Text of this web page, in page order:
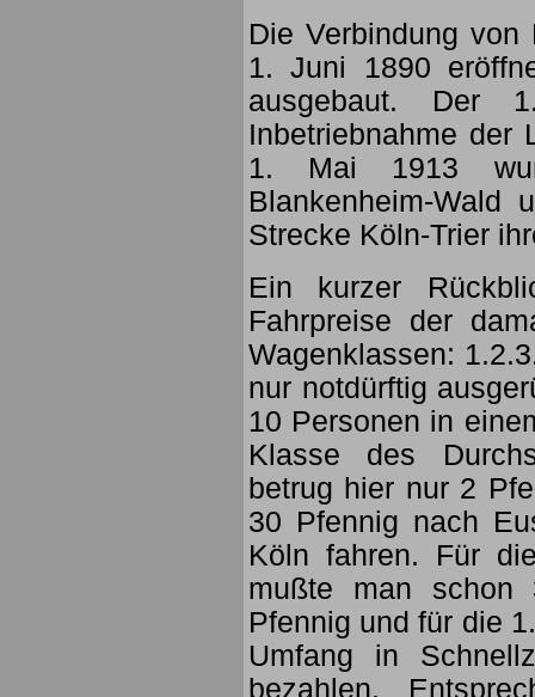
Die Verbindung
1. Juni 1890
ausgebaut. Der
Inbetriebnahme der
1. Mai 1913
Blankenheim-Wald
Strecke Köln-Trier
Ein kurzer
Fahrpreise der
Wagenklassen:
nur notdürftig
10 Personen in
Klasse des
betrug hier nur 2
30 Pfennig nach
Köln fahren. Für
mußte man
Pfennig und für die
Umfang in
bezahlen.